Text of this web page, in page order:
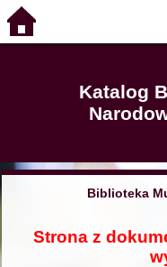
Katalog
Biblioteka
Strona z